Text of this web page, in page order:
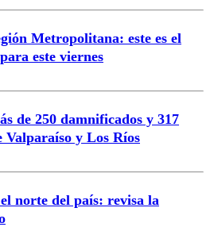
Enviar comentario
Metropolitana: este es el
este viernes
de 250 damnificados y 317
Valparaíso y Los Ríos
norte del país: revisa la